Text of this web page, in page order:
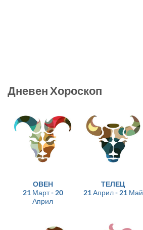
Дневен Хороскоп
ОВЕН
21 Март - 20
Април
ТЕЛЕЦ
21 Април - 21 Май